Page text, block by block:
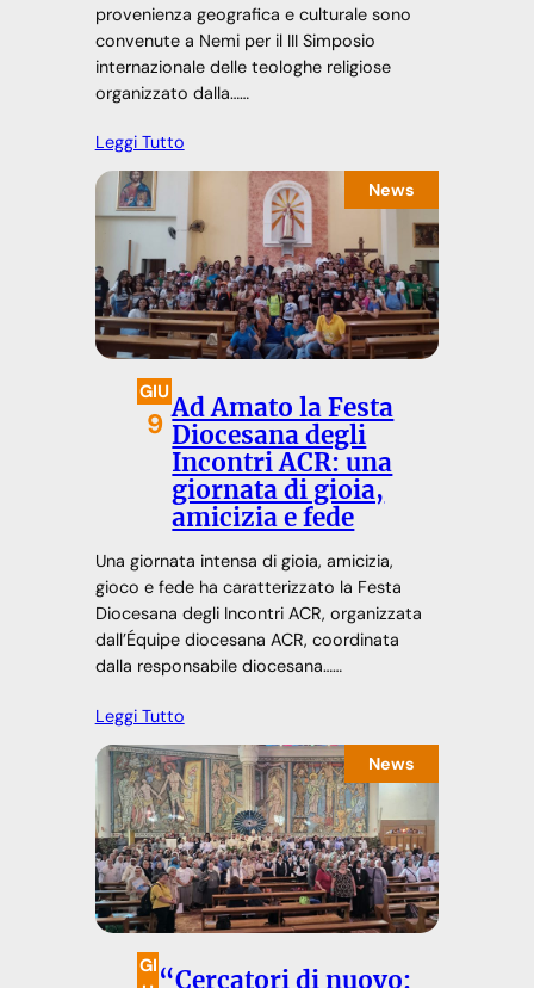
provenienza geografica e culturale sono
convenute a Nemi per il III Simposio
internazionale delle teologhe religiose
organizzato dalla……
Leggi Tutto
News
GIU
9 Ad Amato la Festa
Diocesana degli
Incontri ACR: una
giornata di gioia,
amicizia e fede
Una giornata intensa di gioia, amicizia,
gioco e fede ha caratterizzato la Festa
Diocesana degli Incontri ACR, organizzata
dall’Équipe diocesana ACR, coordinata
dalla responsabile diocesana……
Leggi Tutto
News
GI
“Cercatori di nuovo: